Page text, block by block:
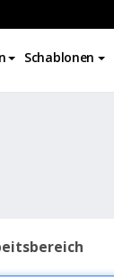
Schablonen